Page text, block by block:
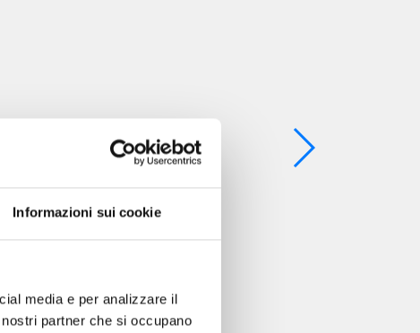
Informazioni sui cookie
media e per analizzare il
partner che si occupano